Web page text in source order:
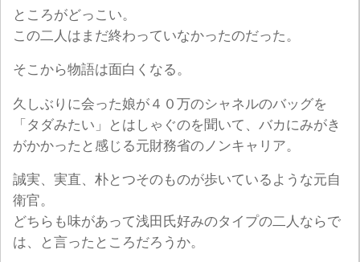
ところがどっこい。
この二人はまだ終わっていなかったのだった。
そこから物語は面白くなる。
久しぶりに会った娘が４０万のシャネルのバッグを
「タダみたい」とはしゃぐのを聞いて、バカにみがき
がかかったと感じる元財務省のノンキャリア。
誠実、実直、朴とつそのものが歩いているような元自
衛官。
どちらも味があって浅田氏好みのタイプの二人ならで
は、と言ったところだろうか。